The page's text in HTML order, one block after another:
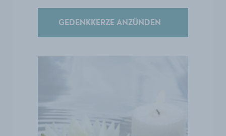
GEDENKKERZE ANZÜNDEN